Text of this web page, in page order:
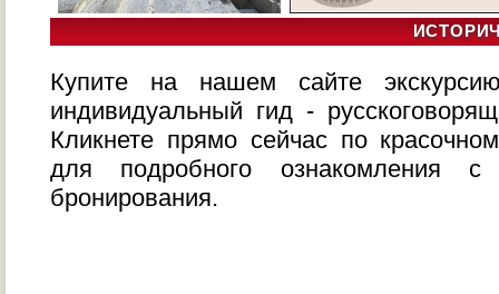
Купите на нашем сайте
индивидуальный гид -
Кликнете прямо сейчас по
для подробного
бронирования.